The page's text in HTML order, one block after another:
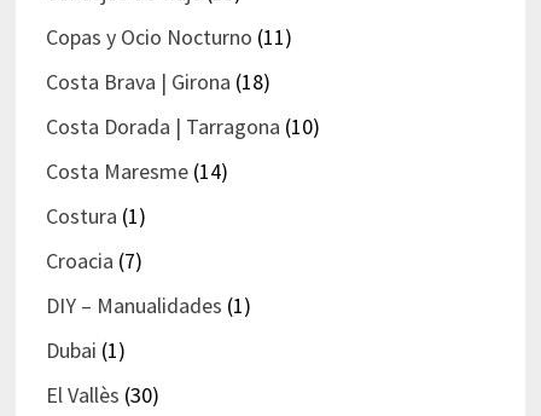
Copas y Ocio Nocturno (11)
Costa Brava | Girona (18)
Costa Dorada | Tarragona (10)
Costa Maresme(14)
Costura (1)
Croacia (7)
DIY – Manualidades (1)
Dubai (1)
El Vallès (30)